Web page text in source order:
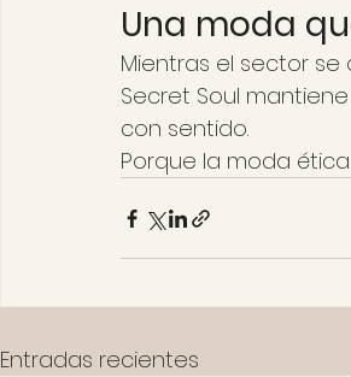
Una moda
Mientras el sector se
Secret Soul
con sentido.
Porque la moda
Entradas recientes